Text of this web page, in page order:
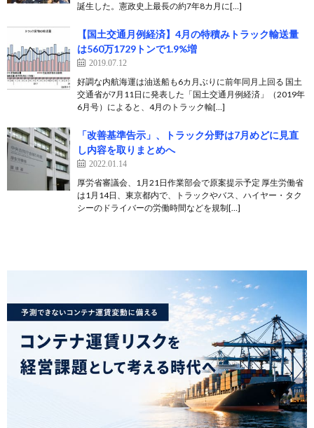
誕生した。憲政史上最長の約7年8カ月に[…]
【国土交通月例経済】4月の特積みトラック輸送量
は560万1729トンで1.9%増
2019.07.12
好調な内航海運は油送船も6カ月ぶりに前年同月上回る 国土
交通省が7月11日に発表した「国土交通月例経済」（2019年
6月号）によると、4月のトラック輸[…]
「改善基準告示」、トラック分野は7月めどに見直
し内容を取りまとめへ
2022.01.14
厚労省審議会、1月21日作業部会で原案提示予定 厚生労働省
は1月14日、東京都内で、トラックやバス、ハイヤー・タク
シーのドライバーの労働時間などを規制[…]